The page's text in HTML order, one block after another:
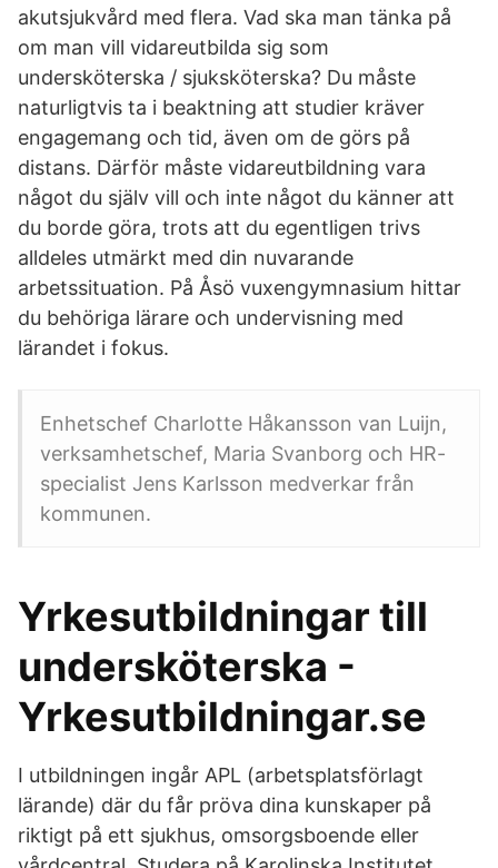
akutsjukvård med flera. Vad ska man tänka på
om man vill vidareutbilda sig som
undersköterska / sjuksköterska? Du måste
naturligtvis ta i beaktning att studier kräver
engagemang och tid, även om de görs på
distans. Därför måste vidareutbildning vara
något du själv vill och inte något du känner att
du borde göra, trots att du egentligen trivs
alldeles utmärkt med din nuvarande
arbetssituation. På Åsö vuxengymnasium hittar
du behöriga lärare och undervisning med
lärandet i fokus.
Enhetschef Charlotte Håkansson van Luijn,
verksamhetschef, Maria Svanborg och HR-
specialist Jens Karlsson medverkar från
kommunen.
Yrkesutbildningar till
undersköterska -
Yrkesutbildningar.se
I utbildningen ingår APL (arbetsplatsförlagt
lärande) där du får pröva dina kunskaper på
riktigt på ett sjukhus, omsorgsboende eller